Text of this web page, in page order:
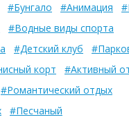
#Бунгало #Анимация
#Водные виды спорта
#Детский клуб
корт
#Активный
#Романтический отдых
#Песчаный